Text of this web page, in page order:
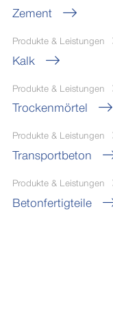
Zement
Produkte & Leistungen
Kalk
Produkte & Leistungen
Trockenmörtel
Produkte & Leistungen
Transportbeton
Produkte & Leistungen
Betonfertigteile